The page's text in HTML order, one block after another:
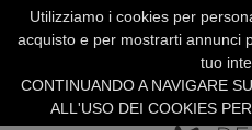
SERVIZIO
SUMMER SALES
Utilizziamo i cookies per
acquisto e per mostrarti annunci
tuo
CONTINUANDO A NAVIGARE
ALL'USO DEI COOKIES